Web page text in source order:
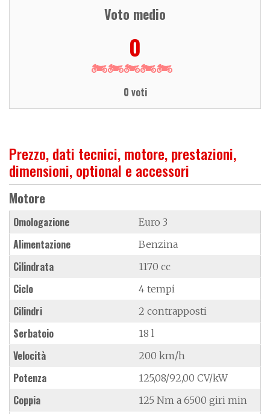
Voto medio
0
0 voti
Prezzo, dati tecnici, motore, prestazioni,
dimensioni, optional e accessori
Motore
Omologazione Euro 3
Alimentazione Benzina
Cilindrata 1170 cc
Ciclo 4 tempi
Cilindri 2 contrapposti
Serbatoio 18 l
Velocità 200 km/h
Potenza 125,08/92,00 CV/kW
Coppia 125 Nm a 6500 giri min